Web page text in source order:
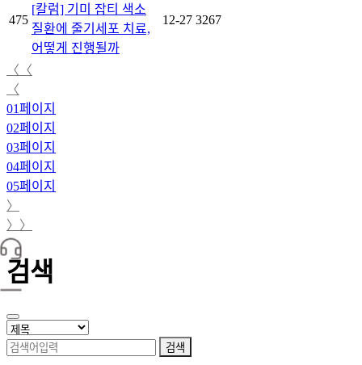
475
[칼럼] 기미 잡티 색소
질환에 줄기세포 치료,
어떻게 진행될까
12-27 3267
〈〈
〈
01페이지
02페이지
03페이지
04페이지
05페이지
〉
〉〉
검색
검색